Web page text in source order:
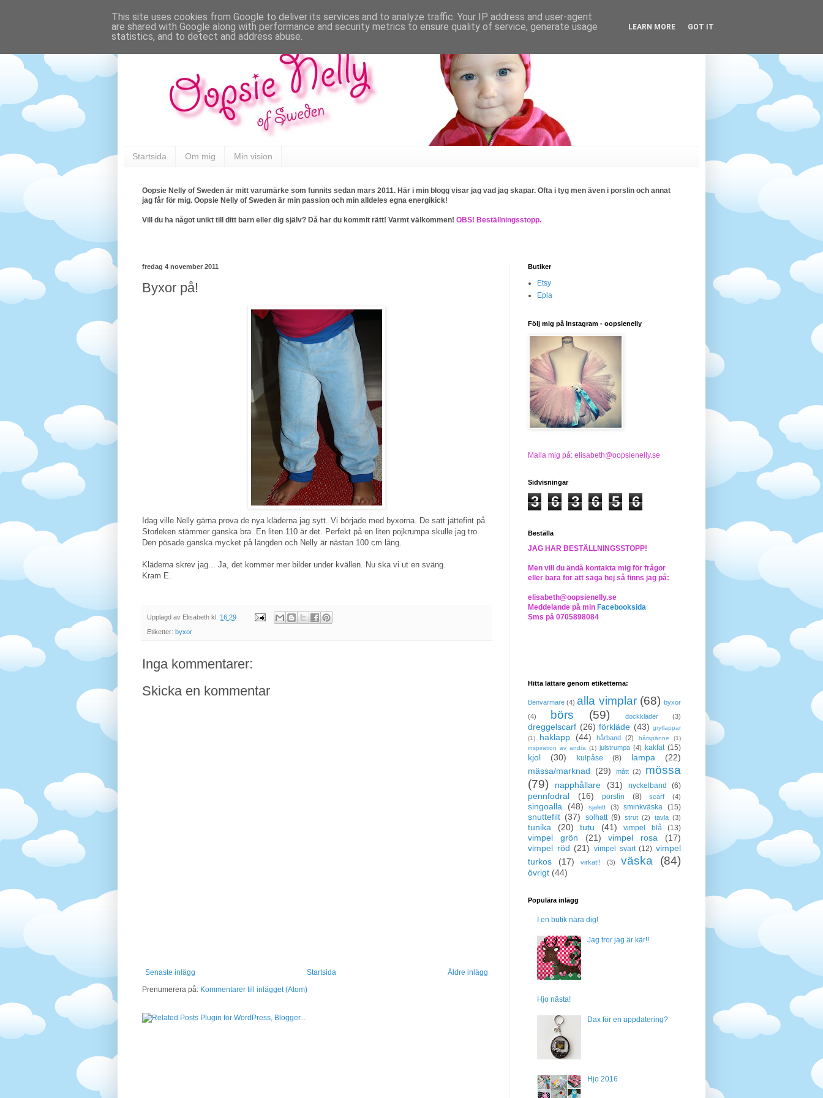
Startsida Om mig Min vision
Oopsie Nelly of Sweden är mitt varumärke som funnits sedan mars 2011. Här i min blogg visar jag vad jag skapar. Ofta i tyg men även i porslin och annat
jag får för mig. Oopsie Nelly of Sweden är min passion och min alldeles egna energikick!
Vill du ha något unikt till ditt barn eller dig själv? Då har du kommit rätt! Varmt välkommen! OBS! Beställningsstopp.
fredag 4 november 2011
Byxor på!
Idag ville Nelly gärna prova de nya kläderna jag sytt. Vi började med byxorna. De satt jättefint på.
Storleken stämmer ganska bra. En liten 110 är det. Perfekt på en liten pojkrumpa skulle jag tro.
Den pösade ganska mycket på längden och Nelly är nästan 100 cm lång.
Kläderna skrev jag... Ja, det kommer mer bilder under kvällen. Nu ska vi ut en sväng.
Kram E.
Upplagd av Elisabeth kl. 16:29
Etiketter: byxor
Inga kommentarer:
Skicka en kommentar
Senaste inlägg Äldre inlägg
Startsida
Prenumerera på: Kommentarer till inlägget (Atom)
Butiker
Etsy
Epla
Följ mig på Instagram - oopsienelly
Maila mig på: elisabeth@oopsienelly.se
Sidvisningar
3 6 3 6 5 6
Beställa
JAG HAR BESTÄLLNINGSSTOPP!
Men vill du ändå kontakta mig för frågor
eller bara för att säga hej så finns jag på:
elisabeth@oopsienelly.se
Meddelande på min Facebooksida
Sms på 0705898084
Hitta lättare genom etiketterna:
Benvärmare (4) alla vimplar (68) byxor
(4)
börs (59) dockkläder (3)
dreggelscarf (26) förkläde (43) grytlappar
(1)
haklapp (44) hårband (2) hårspänne
(1)
inspiration av andra (1) julstrumpa (4) kakfat (15)
kjol (30) kulpåse (8) lampa
(22)
mässa/marknad
(29) mått (2)
mössa
(79)
napphållare (31) nyckelband (6)
pennfodral (16) porslin (8) scarf (4)
singoalla (48) sjalett (3) sminkväska (15)
snuttefilt (37) solhatt (9) strut (2) tavla (3)
tunika (20) tutu (41) vimpel blå (13)
vimpel grön (21) vimpel rosa
(17)
vimpel röd (21) vimpel svart (12) vimpel
turkos
(17) virkat!! (3) väska (84)
övrigt (44)
Populära inlägg
I en butik nära dig!
Jag tror jag är kär!!
Hjo nästa!
Dax för en uppdatering?
Hjo 2016
This site uses cookies from Google to deliver its services and to analyze traffic. Your IP address and user-agent
are shared with Google along with performance and security metrics to ensure quality of service, generate usage
statistics, and to detect and address abuse.
LEARN MORE GOT IT